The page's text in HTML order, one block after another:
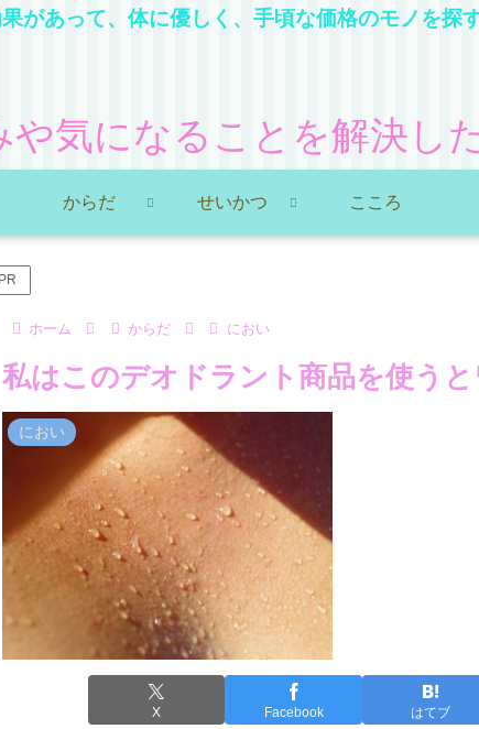
があって、体に優しく、手頃な価格のモノを探
や気になることを解決し
からだ せいかつ こころ
PR
ホーム からだ におい
私はこのデオドラント商品を使う
におい
X Facebook はてブ